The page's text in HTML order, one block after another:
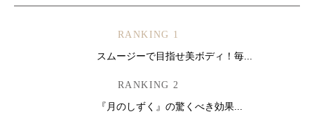
RANKING 1
スムージーで目指せ美ボディ！毎...
RANKING 2
『月のしずく』の驚くべき効果...